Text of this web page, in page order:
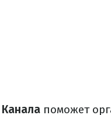
поможет